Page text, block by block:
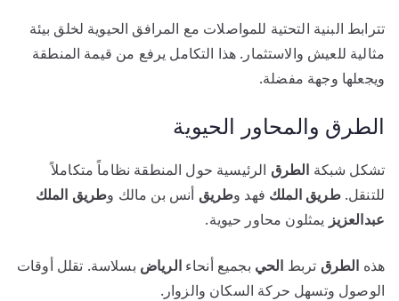
تترابط البنية التحتية للمواصلات مع المرافق الحيوية لخلق بيئة
مثالية للعيش والاستثمار. هذا التكامل يرفع من قيمة المنطقة
ويجعلها وجهة مفضلة.
الطرق والمحاور الحيوية
تشكل شبكة الطرق الرئيسية حول المنطقة نظاماً متكاملاً
للتنقل.طريق الملك فهد وطريق أنس بن مالك وطريق الملك
عبدالعزيز يمثلون محاور حيوية.
هذه الطرق تربط الحي بجميع أنحاءالرياض بسلاسة. تقلل أوقات
الوصول وتسهل حركة السكان والزوار.